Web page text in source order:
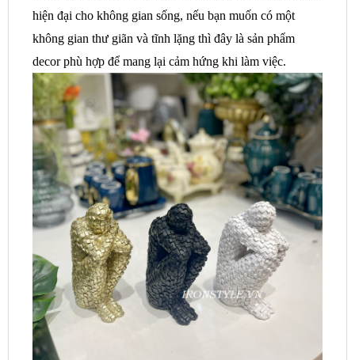
hiện đại cho không gian sống, nếu bạn muốn có một
không gian thư giãn và tĩnh lặng thì đây là sản phẩm
decor phù hợp để mang lại cảm hứng khi làm việc.